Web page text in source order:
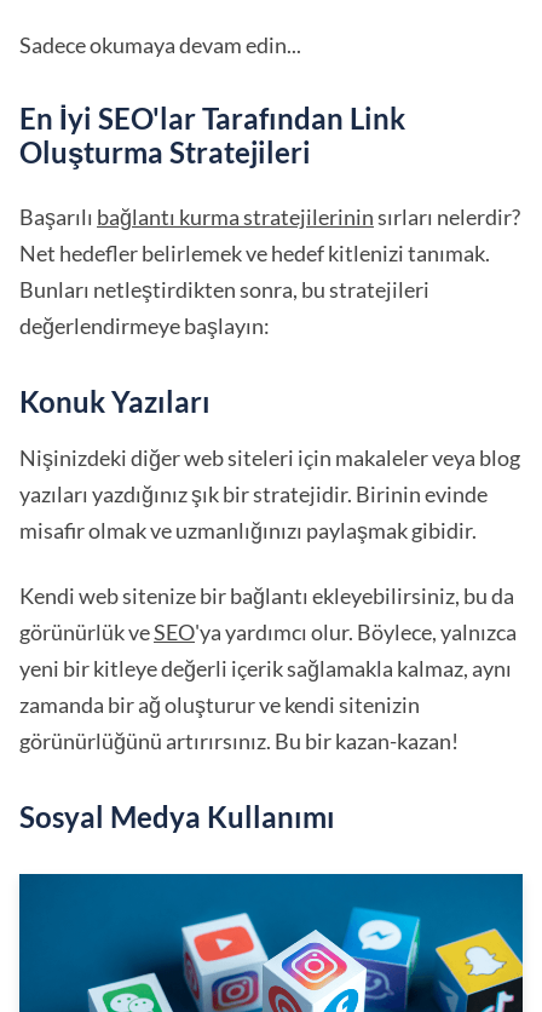
Sadece okumaya devam edin...
En İyi SEO'lar Tarafından Link
Oluşturma Stratejileri
Başarılı bağlantı kurma stratejilerininsırları nelerdir?
Net hedefler belirlemek ve hedef kitlenizi tanımak.
Bunları netleştirdikten sonra, bu stratejileri
değerlendirmeye başlayın:
Konuk Yazıları
Nişinizdeki diğer web siteleri için makaleler veya blog
yazıları yazdığınız şık bir stratejidir. Birinin evinde
misafir olmak ve uzmanlığınızı paylaşmak gibidir.
Kendi web sitenize bir bağlantı ekleyebilirsiniz, bu da
görünürlük veSEO'ya yardımcı olur. Böylece, yalnızca
yeni bir kitleye değerli içerik sağlamakla kalmaz, aynı
zamanda bir ağ oluşturur ve kendi sitenizin
görünürlüğünü artırırsınız. Bu bir kazan-kazan!
Sosyal Medya Kullanımı